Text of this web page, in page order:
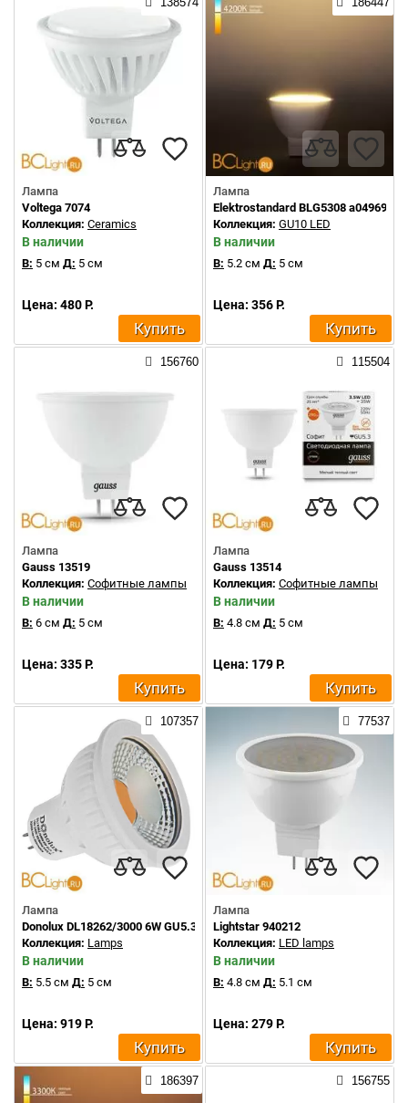
Лампа
Voltega 7074
Коллекция: Ceramics
В наличии
В: 5 см Д: 5 см
Цена: 480 Р.
Купить
Лампа
Elektrostandard BLG5308 a049690
Коллекция: GU10 LED
В наличии
В: 5.2 см Д: 5 см
Цена: 356 Р.
Купить
156760
Лампа
Gauss 13519
Коллекция: Софитные лампы
В наличии
В: 6 см Д: 5 см
Цена: 335 Р.
Купить
115504
Лампа
Gauss 13514
Коллекция: Софитные лампы
В наличии
В: 4.8 см Д: 5 см
Цена: 179 Р.
Купить
107357
Лампа
Donolux DL18262/3000 6W GU5.3
Коллекция: Lamps
В наличии
В: 5.5 см Д: 5 см
Цена: 919 Р.
Купить
77537
Лампа
Lightstar 940212
Коллекция: LED lamps
В наличии
В: 4.8 см Д: 5.1 см
Цена: 279 Р.
Купить
186397 156755